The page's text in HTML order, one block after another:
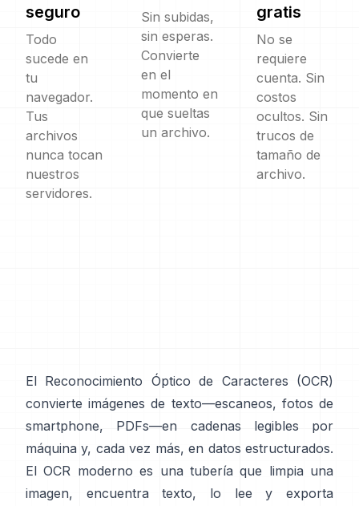
seguro
Todo
sucede en
tu
navegador.
Tus
archivos
nunca tocan
nuestros
servidores.
Sin subidas,
sin esperas.
Convierte
en el
momento en
que sueltas
un archivo.
gratis
No se
requiere
cuenta. Sin
costos
ocultos. Sin
trucos de
tamaño de
archivo.
El Reconocimiento Óptico de Caracteres (OCR)
convierte imágenes de texto—escaneos, fotos de
smartphone, PDFs—en cadenas legibles por
máquina y, cada vez más, en datos estructurados.
El OCR moderno es una tubería que limpia una
imagen, encuentra texto, lo lee y exporta